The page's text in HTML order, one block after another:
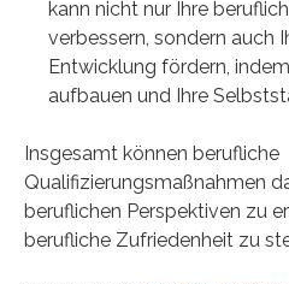
kann nicht nur Ihre
verbessern, sondern auch
Entwicklung fördern,
aufbauen und Ihre
Insgesamt können berufliche
Qualifizierungsmaßnahmen
beruflichen Perspektiven zu
berufliche Zufriedenheit zu